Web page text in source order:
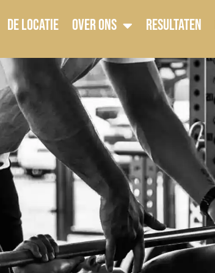
DE LOCATIE OVER ONS RESULTATEN